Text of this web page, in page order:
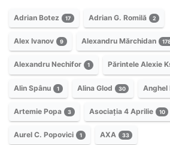
Adrian Botez 17 Adrian G. Romilă 2
Alex Ivanov 9 Alexandru Mărchidan
Alexandru Nechifor 1 Părintele Alexie
Alin Spânu 1 Alina Glod 30 Anghel
Artemie Popa 3 Asociația 4 Aprilie 10
Aurel C. Popovici 1 AXA 33